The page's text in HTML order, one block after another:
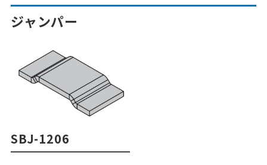
ジャンパー
SBJ-1206